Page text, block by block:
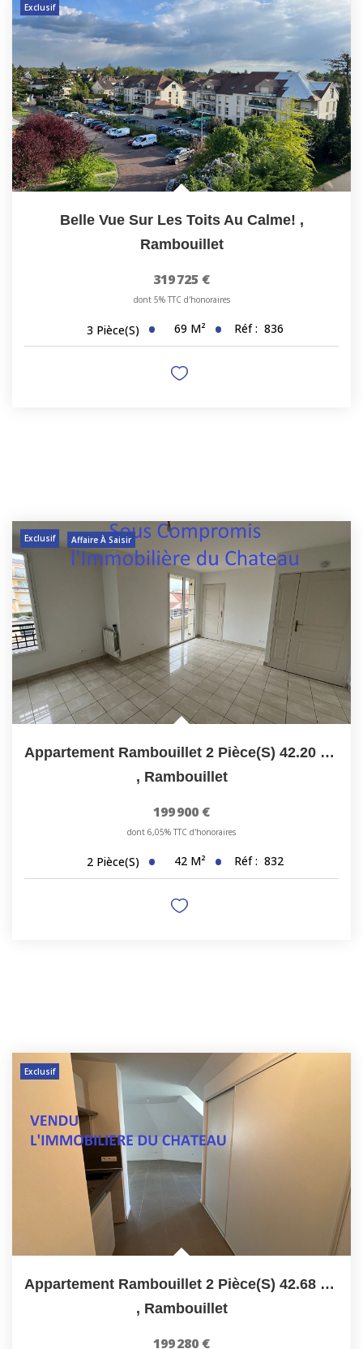
Exclusif
Belle Vue Sur Les Toits Au Calme! ,
Rambouillet
319 725 €
dont 5% TTC d'honoraires
3 Pièce(s) 69 M² Réf : 836
Exclusif Affaire À Saisir
Appartement Rambouillet 2 Pièce(s) 42.20 M2
, Rambouillet
199 900 €
dont 6,05% TTC d'honoraires
2 Pièce(s) 42 M² Réf : 832
Exclusif
Appartement Rambouillet 2 Pièce(s) 42.68 M2 Carrez Et 50 M²...
, Rambouillet
199 280 €